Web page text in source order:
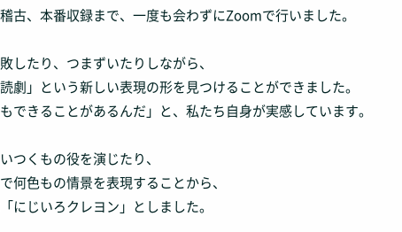
古、本番収録まで、一度も会わずにZoomで行いました。
したり、つまずいたりしながら、
読劇」という新しい表現の形を見つけることができました。
もできることがあるんだ」と、私たち自身が実感しています。
つくもの役を演じたり、
何色もの情景を表現することから、
にじいろクレヨン」としました。